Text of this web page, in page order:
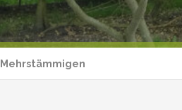
Mehrstämmigen